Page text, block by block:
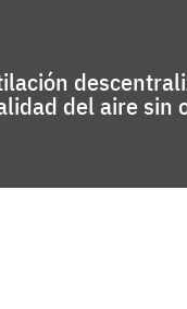
del aire sin